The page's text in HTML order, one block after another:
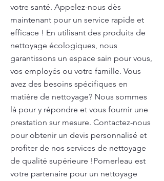
votre santé. Appelez-nous dès
maintenant pour un service rapide et
efficace ! En utilisant des produits de
nettoyage écologiques, nous
garantissons un espace sain pour vous,
vos employés ou votre famille. Vous
avez des besoins spécifiques en
matière de nettoyage? Nous sommes
là pour y répondre et vous fournir une
prestation sur mesure. Contactez-nous
pour obtenir un devis personnalisé et
profiter de nos services de nettoyage
de qualité supérieure !Pomerleau est
votre partenaire pour un nettoyage